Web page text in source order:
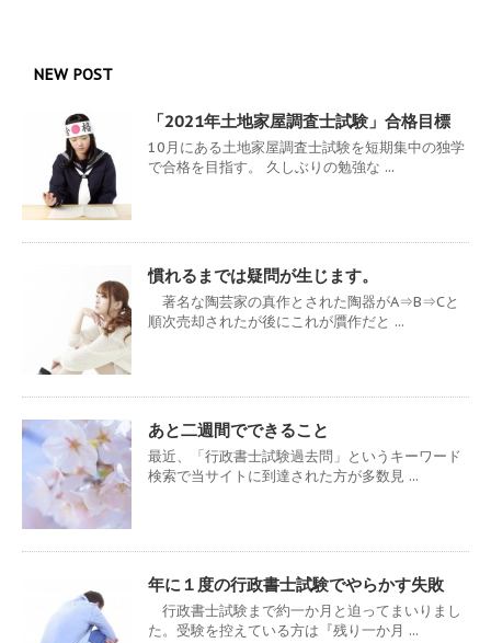
NEW POST
「2021年土地家屋調査士試験」合格目標
10月にある土地家屋調査士試験を短期集中の独学
で合格を目指す。 久しぶりの勉強な ...
慣れるまでは疑問が生じます。
著名な陶芸家の真作とされた陶器がA⇒B⇒Cと
順次売却されたが後にこれが贋作だと ...
あと二週間でできること
最近、「行政書士試験過去問」というキーワード
検索で当サイトに到達された方が多数見 ...
年に１度の行政書士試験でやらかす失敗
行政書士試験まで約一か月と迫ってまいりまし
た。受験を控えている方は『残り一か月 ...